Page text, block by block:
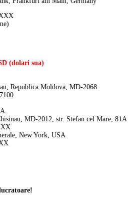
(dolari sua)
Republica Moldova, MD-2068
MD-2012, str. Stefan cel Mare, 81A
New York, USA